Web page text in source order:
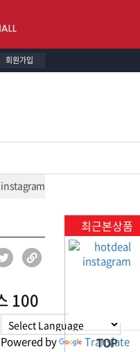
회원가입
Powered by Translate
100
최근본상품
TOP